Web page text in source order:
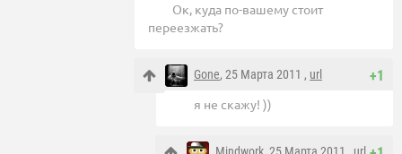
Ок, куда по-вашему стоит
переезжать?
+1
Gone, 25 Марта 2011 , url
я не скажу! ))